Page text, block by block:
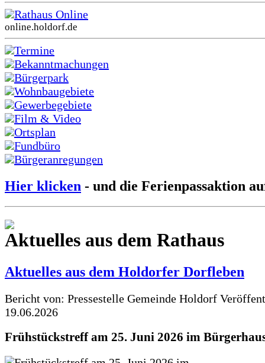
Rathaus Online
online.holdorf.de
Termine
Bekanntmachungen
Bürgerpark
Wohnbaugebiete
Gewerbegebiete
Film & Video
Ortsplan
Fundbüro
Bürgeranregungen
Hier klicken - und die Ferienpassaktion
Aktuelles aus dem Rathaus
Aktuelles aus dem Holdorfer Dorfleben
Bericht von: Pressestelle Gemeinde Holdorf
19.06.2026
Frühstückstreff am 25. Juni 2026 im